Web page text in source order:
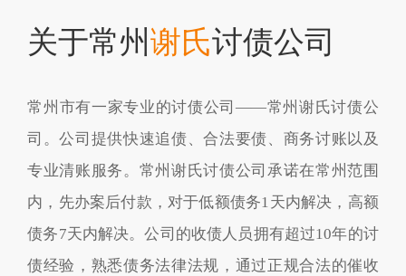
关于常州谢氏讨债公司
常州市有一家专业的讨债公司——常州谢氏讨债公
司。公司提供快速追债、合法要债、商务讨账以及
专业清账服务。常州谢氏讨债公司承诺在常州范围
内，先办案后付款，对于低额债务1天内解决，高额
债务7天内解决。公司的收债人员拥有超过10年的讨
债经验，熟悉债务法律法规，通过正规合法的催收